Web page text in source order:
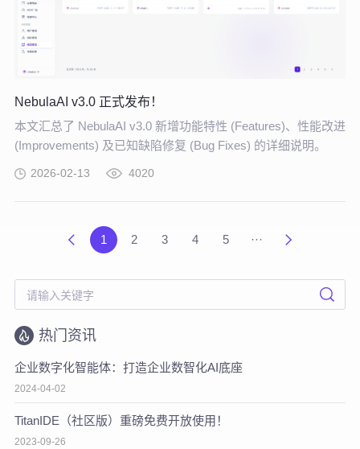
NebulaAI v3.0 正式发布！
本文汇总了 NebulaAI v3.0 新增功能特性 (Features)、性能改进
(Improvements) 及已知缺陷修复 (Bug Fixes) 的详细说明。
2026-02-13 4020
1 2 3 4 5 ···
热门资讯
企业数字化智能体：打造企业数智化AI底座
2024-04-02
TitanIDE（社区版）重磅免费开放使用！
2023-09-26